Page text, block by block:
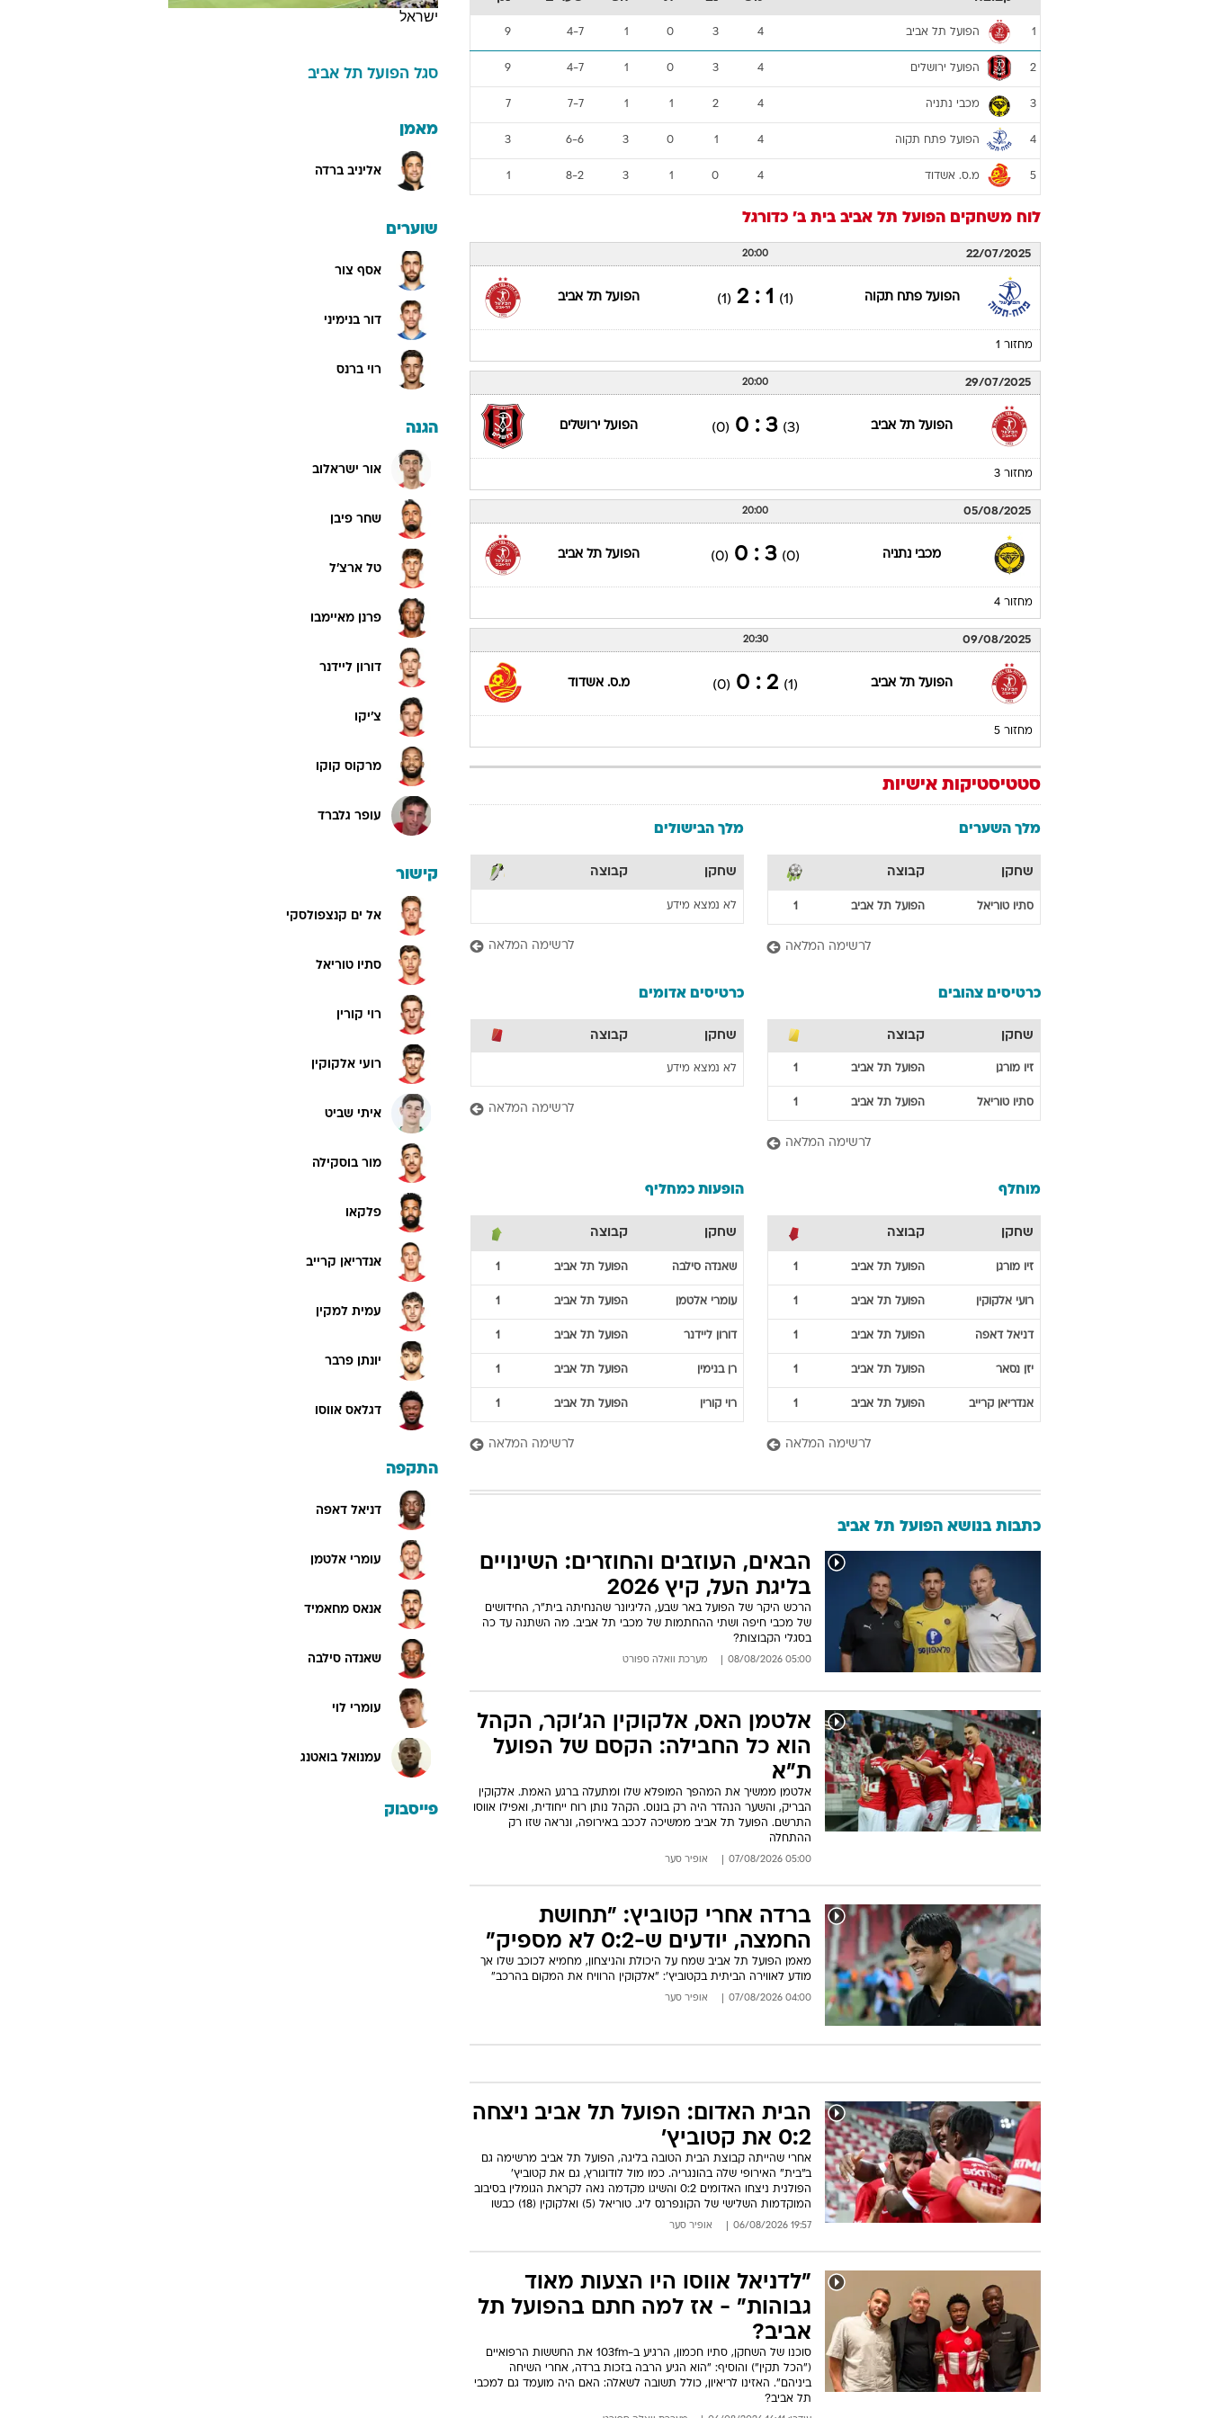
1 הפועל תל אביב 4
3
0
1
4-7
9
2 הפועל ירושלים 4
3
0
1
4-7
9
3 מכבי נתניה 4
2
1
1
7-7
7
4 הפועל פתח תקוה 4
1
0
3
6-6
3
5 מ.ס. אשדוד 4
0
1
3
8-2
1
לוח משחקים הפועל תל אביב בית ב' כדורגל
22/07/2025
20:00
הפועל פתח תקוה (1)
1 : 2
(1) הפועל תל אביב
מחזור 1
29/07/2025
20:00
הפועל תל אביב (3)
3 : 0
(0) הפועל ירושלים
מחזור 3
05/08/2025
20:00
מכבי נתניה (0)
3 : 0
(0) הפועל תל אביב
מחזור 4
09/08/2025
20:30
הפועל תל אביב (1)
2 : 0
(0) מ.ס. אשדוד
מחזור 5
סטטיסטיקות אישיות
מלך השערים
שחקן קבוצה
סתיו טוריאל הפועל תל אביב 1
לרשימה המלאה
מלך הבישולים
שחקן קבוצה
לא נמצא מידע
לרשימה המלאה
כרטיסים צהובים
שחקן קבוצה
זיו מורגן הפועל תל אביב 1
סתיו טוריאל הפועל תל אביב 1
לרשימה המלאה
כרטיסים אדומים
שחקן קבוצה
לא נמצא מידע
לרשימה המלאה
מוחלף
שחקן קבוצה
זיו מורגן הפועל תל אביב 1
רועי אלקוקין הפועל תל אביב 1
דניאל דאפה הפועל תל אביב 1
יזן נסאר הפועל תל אביב 1
אנדריאן קרייב הפועל תל אביב 1
לרשימה המלאה
הופעות כמחליף
שחקן קבוצה
שאנדה סילבה הפועל תל אביב 1
עומרי אלטמן הפועל תל אביב 1
דורון ליידנר הפועל תל אביב 1
רן בנימין הפועל תל אביב 1
רוי קורין הפועל תל אביב 1
לרשימה המלאה
כתבות בנושא הפועל תל אביב
הבאים, העוזבים והחוזרים: השינויים
בליגת העל, קיץ 2026
הרכש היקר של הפועל באר שבע, הליגיונר שהנחיתה בית"ר, החידושים
של מכבי חיפה ושתי ההחתמות של מכבי תל אביב. מה השתנה עד כה
בסגלי הקבוצות?
05:00 08/08/2026 מערכת וואלה ספורט
אלטמן האס, אלקוקין הג'וקר, הקהל
הוא כל החבילה: הקסם של הפועל
ת"א
אלטמן ממשיך את המהפך המופלא שלו ומתעלה ברגע האמת. אלקוקין
הבריק, והשער הנהדר היה רק בונוס. הקהל נותן רוח ייחודית, ואפילו אווסו
התרשם. הפועל תל אביב ממשיכה לככב באירופה, ונראה שזו רק
ההתחלה
05:00 07/08/2026 אופיר סער
ברדה אחרי קטוביץ: "תחושת
החמצה, יודעים ש-0:2 לא מספיק"
מאמן הפועל תל אביב שמח על היכולת והניצחון, מחמיא לכוכב שלו אך
מודע לאווירה הביתית בקטוביץ': "אלקוקין הרוויח את המקום בהרכב"
04:00 07/08/2026 אופיר סער
הבית האדום: הפועל תל אביב ניצחה
0:2 את קטוביץ'
אחרי שהייתה קבוצת הבית הטובה בליגה, הפועל תל אביב מרשימה גם
ב"בית" האירופי שלה בהונגריה. כמו מול לודוגורץ, גם את קטוביץ'
הפולנית ניצחו האדומים 0:2 והשיגו מקדמה נאה לקראת הגומלין בסיבוב
המוקדמות השלישי של הקונפרנס ליג. טוריאל (5) ואלקוקין (18) כבשו
19:57 06/08/2026 אופיר סער
"לדניאל אווסו היו הצעות מאוד
גבוהות" - אז למה חתם בהפועל תל
אביב?
סוכנו של השחקן, סתיו חכמון, הרגיע ב-103fm את החששות הרפואיים
("הכל תקין") והוסיף: "הוא הגיע הרבה בזכות ברדה, אחרי השיחה
ביניהם". האזינו לריאיון, כולל תשובה לשאלה: האם היה מועמד גם למכבי
תל אביב?
ישראל
סגל הפועל תל אביב
מאמן
אליניב ברדה
שוערים
אסף צור
דור בנימיני
רוי ברנס
הגנה
אור ישראלוב
שחר פיבן
טל ארצ'ל
פרנן מאיימבו
דורון ליידנר
צ'יקו
מרקוס קוקו
עופר גלברד
קישור
אל ים קנצפולסקי
סתיו טוריאל
רוי קורין
רועי אלקוקין
איתי שביט
מור בוסקילה
פלקאו
אנדריאן קרייב
עמית למקין
יונתן פרבר
דגלאס אווסו
התקפה
דניאל דאפה
עומרי אלטמן
אנאס מחאמיד
שאנדה סילבה
עומרי לוי
עמנואל בואטנג
פייסבוק